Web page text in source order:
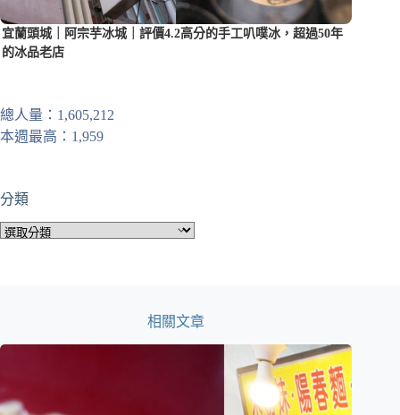
宜蘭頭城｜阿宗芋冰城｜評價4.2高分的手工叭噗冰，超過50年
的冰品老店
總人量：1,605,212
本週最高：1,959
分類
分
相關文章